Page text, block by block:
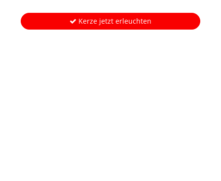
Kerze jetzt erleuchten